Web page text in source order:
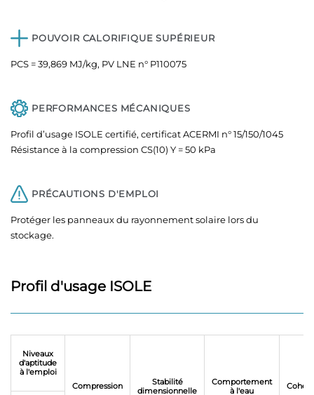
POUVOIR CALORIFIQUE SUPÉRIEUR
PCS = 39,869 MJ/kg, PV LNE n° P110075
PERFORMANCES MÉCANIQUES
Profil d’usage ISOLE certifié, certificat ACERMI n° 15/150/1045
Résistance à la compression CS(10) Y = 50 kPa
PRÉCAUTIONS D'EMPLOI
Protéger les panneaux du rayonnement solaire lors du
stockage.
Profil d'usage ISOLE
Niveaux
d'aptitude
à l'emploi
Compression
Stabilité
dimensionnelle
Comportement
à l'eau